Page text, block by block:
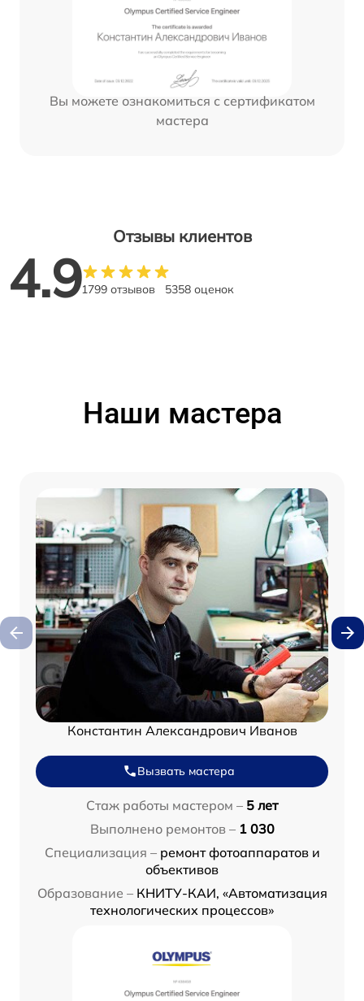
Вы можете ознакомиться с сертификатом
мастера
Отзывы клиентов
4.91799 отзывов 5358 оценок
Наши мастера
Константин Александрович Иванов
Вызвать мастера
Стаж работы мастером – 5 лет
Выполнено ремонтов – 1 030
Специализация – ремонт фотоаппаратов и
объективов
Образование – КНИТУ-КАИ, «Автоматизация
технологических процессов»